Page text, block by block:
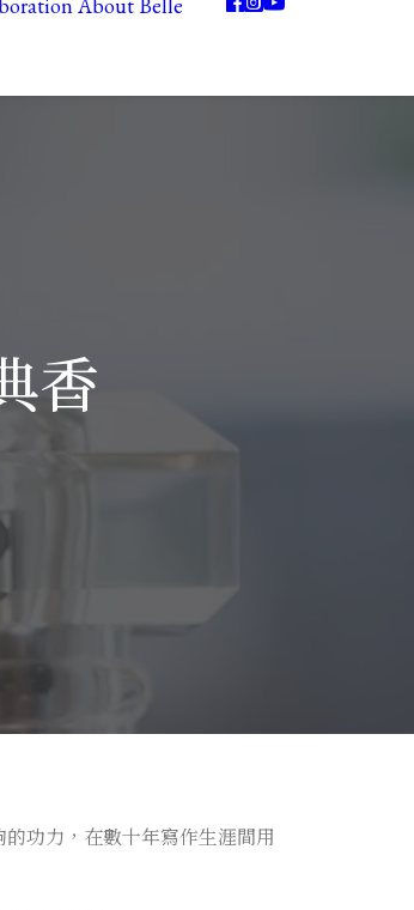
About Belle
香
功力，在數十年寫作生涯間用